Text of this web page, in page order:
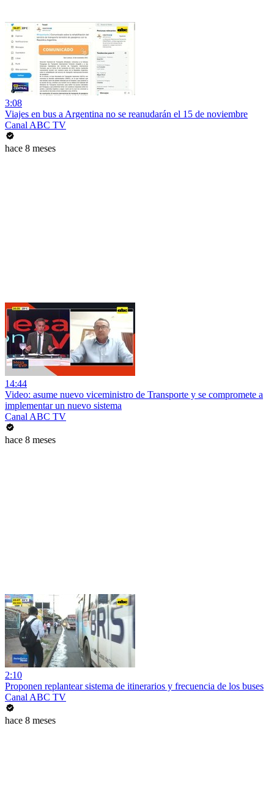
3:08
Viajes en bus a Argentina no se reanudarán el 15 de noviembre
Canal ABC TV
hace 8 meses
14:44
Video: asume nuevo viceministro de Transporte y se compromete a
implementar un nuevo sistema
Canal ABC TV
hace 8 meses
2:10
Proponen replantear sistema de itinerarios y frecuencia de los buses
Canal ABC TV
hace 8 meses